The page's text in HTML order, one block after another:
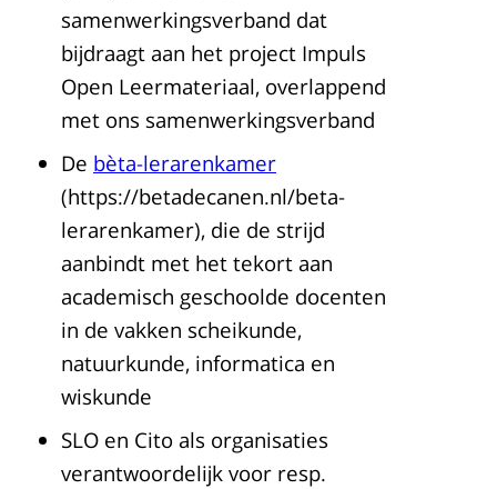
samenwerkingsverband dat
bijdraagt aan het project Impuls
Open Leermateriaal, overlappend
met ons samenwerkingsverband
De bèta-lerarenkamer
(https://betadecanen.nl/beta-
lerarenkamer), die de strijd
aanbindt met het tekort aan
academisch geschoolde docenten
in de vakken scheikunde,
natuurkunde, informatica en
wiskunde
SLO en Cito als organisaties
verantwoordelijk voor resp.